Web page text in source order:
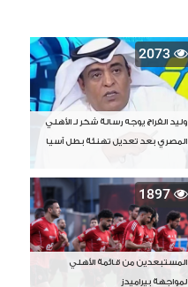
2073
وليد الفراج يوجه رسالة شكر لـ الأهلي
المصري بعد تعديل تهنئة بطل آسيا
1897
المستبعدين من قائمة الأهلي
لمواجهة بيراميدز